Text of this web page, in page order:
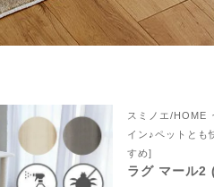
スミノエ/HOME
イン♪ペットとも
すめ]
ラグ マール2